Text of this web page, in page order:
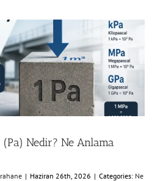
(Pa) Nedir? Ne Anlama
| Haziran 26th, 2026 | Categories: Ne